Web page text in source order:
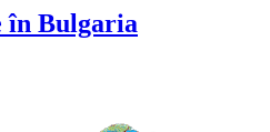
în Bulgaria